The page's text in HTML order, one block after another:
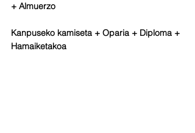
+ Almuerzo
Kanpuseko kamiseta + Oparia + Diploma +
Hamaiketakoa